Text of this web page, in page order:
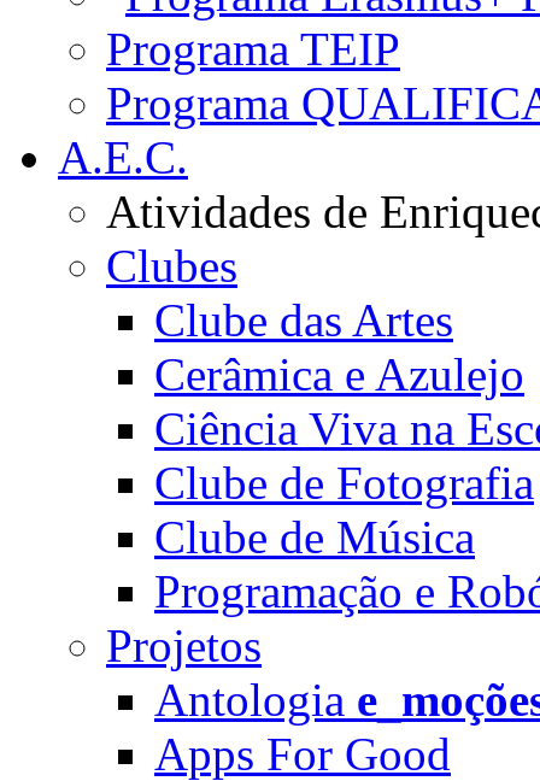
Programa TEIP
Programa
A.E.C.
Atividades de
Clubes
Clube das Artes
Cerâmica e Azulejo
Ciência Viva na
Clube de Fotografia
Clube de Música
Programação e
Projetos
Antologia
Apps For Good